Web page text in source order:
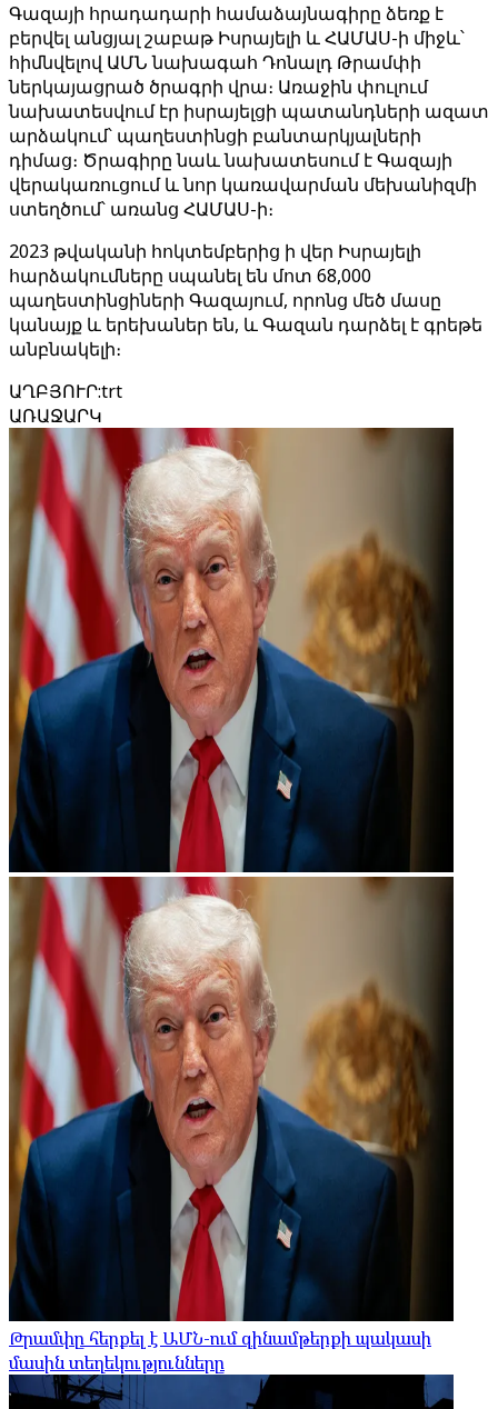
Գազայի հրադադարի համաձայնագիրը ձեռք է
բերվել անցյալ շաբաթ Իսրայելի և ՀԱՄԱՍ-ի միջև՝
հիմնվելով ԱՄՆ նախագահ Դոնալդ Թրամփի
ներկայացրած ծրագրի վրա։ Առաջին փուլում
նախատեսվում էր իսրայելցի պատանդների ազատ
արձակում՝ պաղեստինցի բանտարկյալների
դիմաց։ Ծրագիրը նաև նախատեսում է Գազայի
վերակառուցում և նոր կառավարման մեխանիզմի
ստեղծում՝ առանց ՀԱՄԱՍ-ի։
2023 թվականի հոկտեմբերից ի վեր Իսրայելի
հարձակումները սպանել են մոտ 68,000
պաղեստինցիների Գազայում, որոնց մեծ մասը
կանայք և երեխաներ են, և Գազան դարձել է գրեթե
անբնակելի։
ԱՂԲՅՈՒՐ:trt
ԱՌԱՋԱՐԿ
Թրամփը հերքել է ԱՄՆ-ում զինամթերքի պակասի
մասին տեղեկությունները